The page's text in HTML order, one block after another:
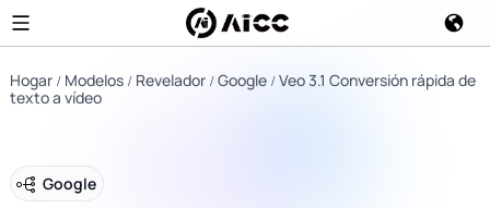
Hogar Modelos Revelador Google Veo 3.1 Conversión rápida de
texto a vídeo
Google